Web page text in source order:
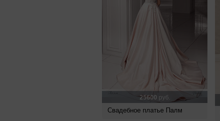
25600 руб.
Свадебное платье Палм